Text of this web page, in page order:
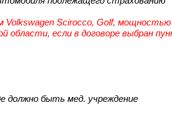
Scirocco, Golf,
области, если в договоре выбран
должно быть мед. учреждение